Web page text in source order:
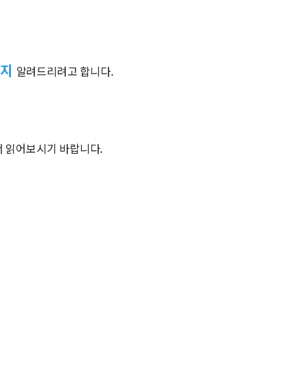
알려드리려고 합니다.
읽어보시기 바랍니다.